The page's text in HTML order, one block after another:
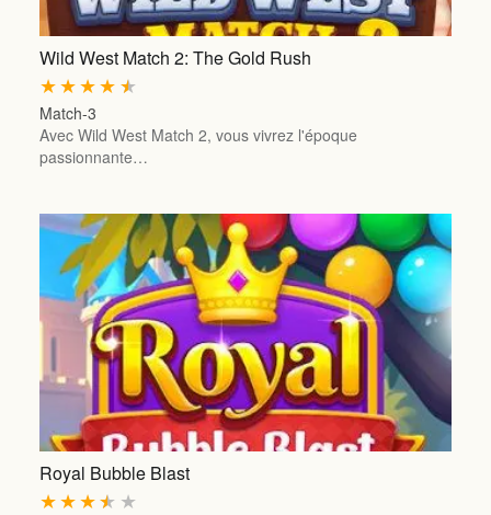
Wild West Match 2: The Gold Rush
★
★
★
★
★
Match-3
Avec Wild West Match 2, vous vivrez l'époque
passionnante…
Royal Bubble Blast
★
★
★
★
★